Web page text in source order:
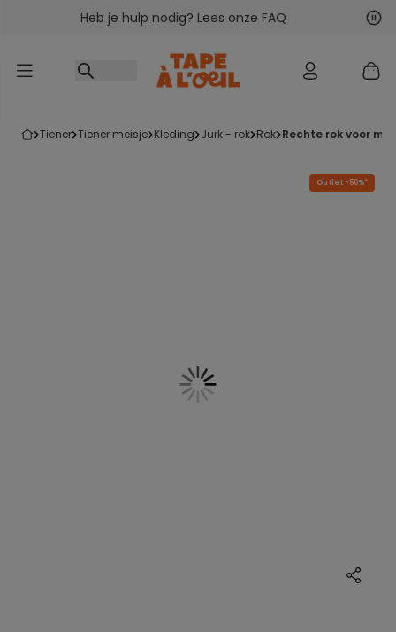
Ga naar inhoudHeb je hulp nodig? Lees onze FAQ
tiener tiener meisje kleding jurk - rok rok rechte rok voor
Outlet -50%*